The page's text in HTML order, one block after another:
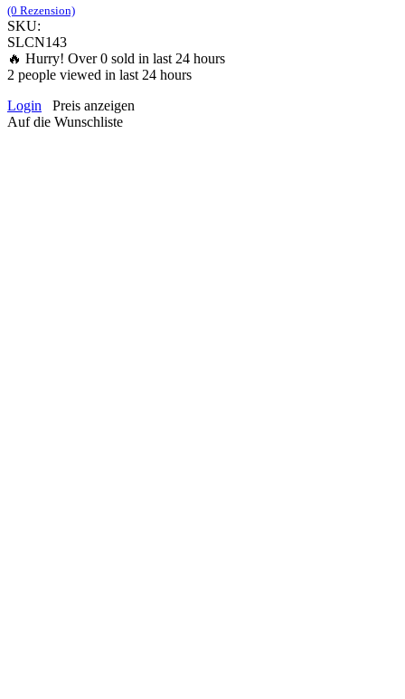
(0 Rezension)
SKU:
SLCN143
🔥 Hurry! Over0 sold in last 24 hours
2 people viewed in last 24 hours
Login
Preis anzeigen
Auf die Wunschliste